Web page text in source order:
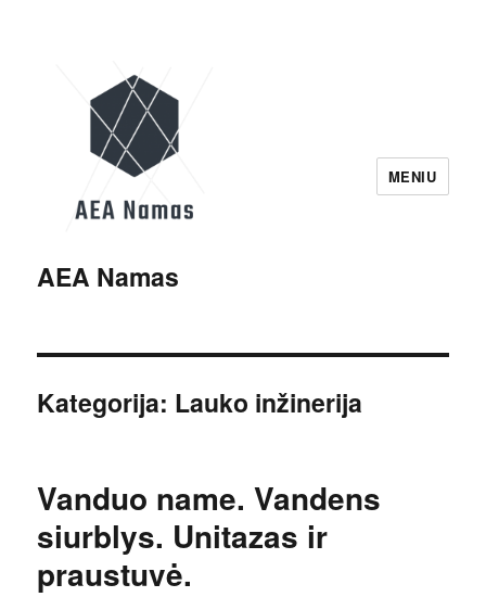
AEA Namas
MENIU
Kategorija: Lauko inžinerija
Vanduo name. Vandens
siurblys. Unitazas ir
praustuvė.